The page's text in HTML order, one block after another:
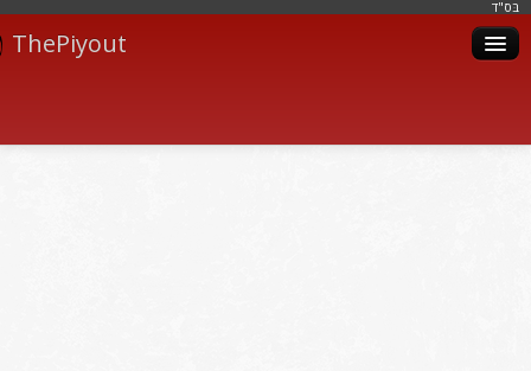
בּס"ד
ThePiyout